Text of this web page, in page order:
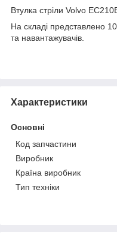
Втулка стріли Volvo
На складі представлено
та навантажувачів.
Характеристики
Основні
Код запчастини
Виробник
Країна виробник
Тип техніки